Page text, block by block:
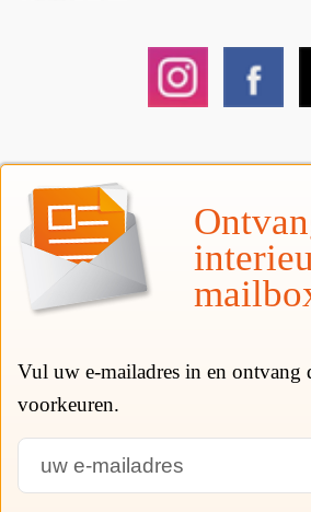
Vul uw e-mailadres in en ontvang
voorkeuren.